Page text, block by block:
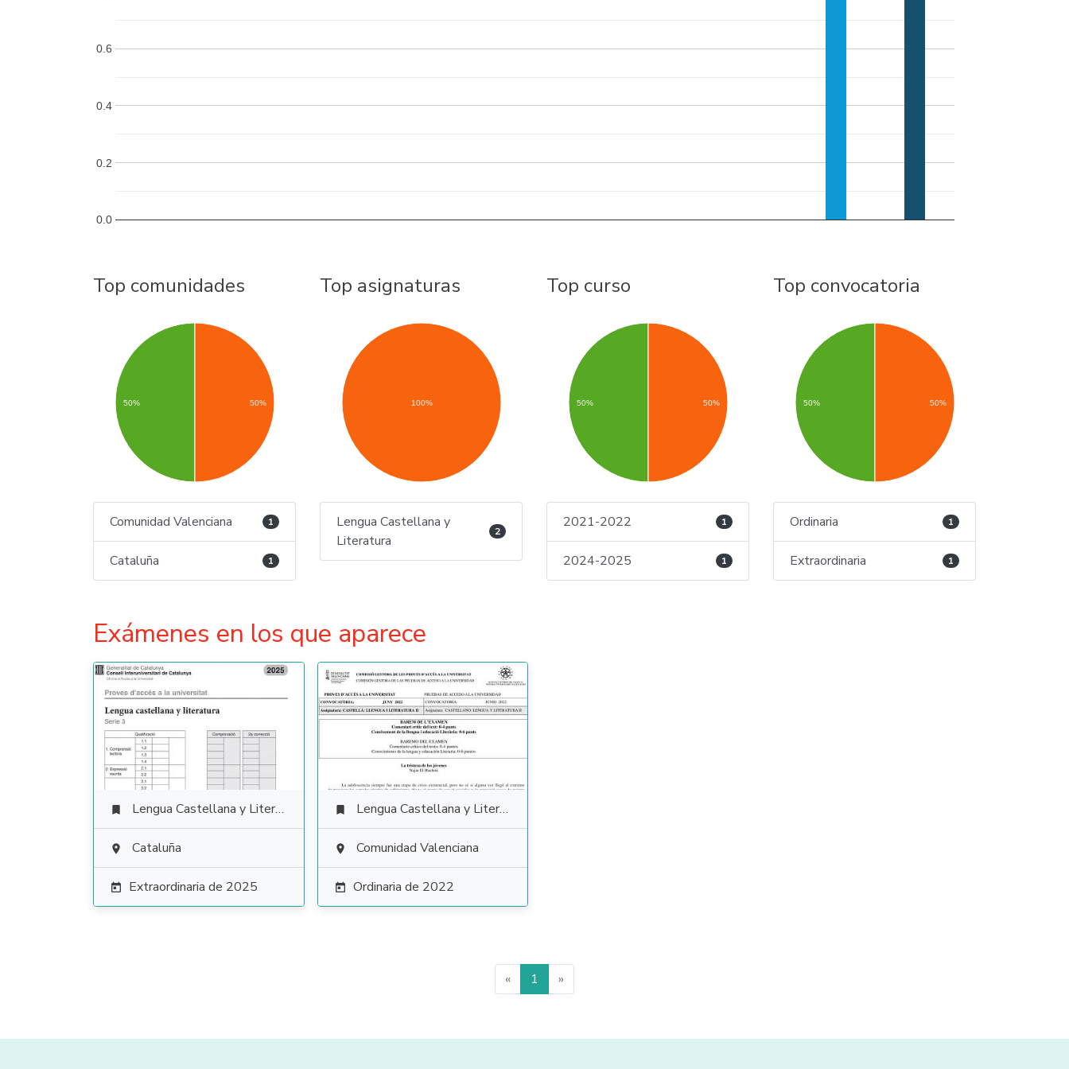
0.0
0.2
0.4
0.6
Top comunidades
50% 50%
Comunidad Valenciana 1
Cataluña 1
Top asignaturas
100%
Lengua Castellana y
Literatura
2
Top curso
50% 50%
2021-2022 1
2024-2025 1
Top convocatoria
50% 50%
Ordinaria 1
Extraordinaria 1
Exámenes en los que aparece
 Lengua Castellana y Literatura
 Cataluña
 Extraordinaria de 2025
 Lengua Castellana y Literatura
 Comunidad Valenciana
 Ordinaria de 2022
« 1 »